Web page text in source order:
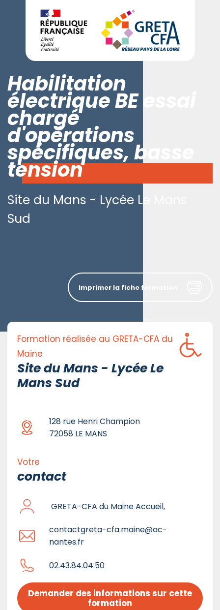
Habilitation
électrique BE essai
chargé
d'opérations
spécifiques, basse
tension
Site du Mans - Lycée Le Mans
Sud
Formation réalisée au GRETA-CFA du
Maine
Site du Mans - Lycée Le
Mans Sud
128 rue Henri Champion
72058 LE MANS
Votre
contact
GRETA-CFA du Maine Accueil,
contactgreta-cfa.maine@ac-
nantes.fr
02.43.84.04.50
Demander des informations sur cette
formation
Imprimer la fiche formation